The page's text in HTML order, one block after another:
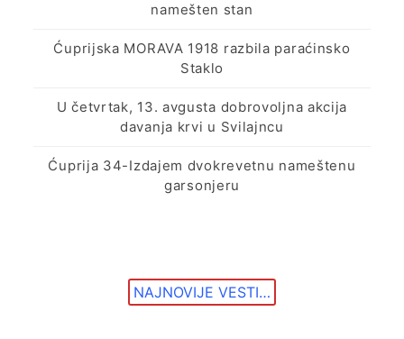
namešten stan
Ćuprijska MORAVA 1918 razbila paraćinsko
Staklo
U četvrtak, 13. avgusta dobrovoljna akcija
davanja krvi u Svilajncu
Ćuprija 34-Izdajem dvokrevetnu nameštenu
garsonjeru
NAJNOVIJE VESTI…